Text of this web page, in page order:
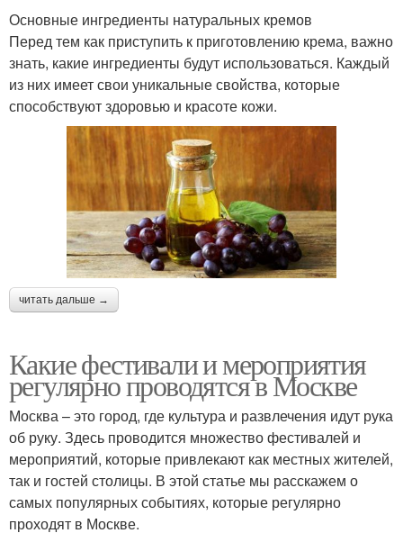
Основные ингредиенты натуральных кремов
Перед тем как приступить к приготовлению крема, важно
знать, какие ингредиенты будут использоваться. Каждый
из них имеет свои уникальные свойства, которые
способствуют здоровью и красоте кожи.
читать дальше →
Какие фестивали и мероприятия
регулярно проводятся в Москве
Москва – это город, где культура и развлечения идут рука
об руку. Здесь проводится множество фестивалей и
мероприятий, которые привлекают как местных жителей,
так и гостей столицы. В этой статье мы расскажем о
самых популярных событиях, которые регулярно
проходят в Москве.